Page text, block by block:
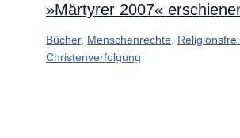
»Märtyrer 2007«
Bücher, Menschenrechte,
Christenverfolgung